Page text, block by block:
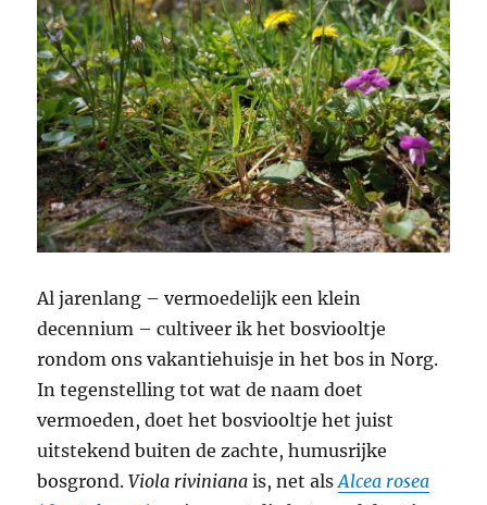
Al jarenlang – vermoedelijk een klein
decennium – cultiveer ik het bosviooltje
rondom ons vakantiehuisje in het bos in Norg.
In tegenstelling tot wat de naam doet
vermoeden, doet het bosviooltje het juist
uitstekend buiten de zachte, humusrijke
bosgrond.Viola riviniana is, net alsAlcea rosea